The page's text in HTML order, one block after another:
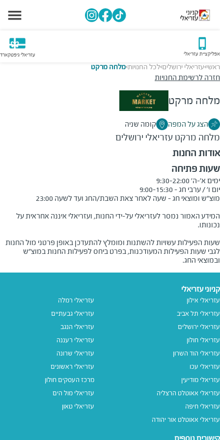
אפליקציית עזריאלי עזריאלי גיפטקארד
ראשי>עזריאלי ירושלים>לכל החנויות>מלחה מרקט
חזרה לרשימת החנויות
מלחה מרקט
הצג על המפה קומה שניה
מלחה מרקט עזריאלי ירושלים
אודות החנות
שעות פתיחה
המידע האמור נמסר לעזריאלי על-ידי החנות, ועזריאלי איננה אחראית על
שעות הפעילות עשויות להשתנות ומומלץ להתעדכן באופן פרטני מול החנות
לגבי שעות הפעילות המעודכנות, בפרט ביחס לפעילות החנות במוצ"ש
ובמוצאי החג.
קניוני עזריאלי
עזריאלי אילון
עזריאלי תל אביב
עזריאלי ירושלים
עזריאלי חולון
עזריאלי הוד השרון
עזריאלי עכו
עזריאלי מודיעין
עזריאלי אאוטלט הרצליה
עזריאלי חיפה
עזריאלי אאוטלט אור יהודה
עזריאלי רמלה
עזריאלי גבעתיים
עזריאלי הנגב
עזריאלי רעננה
עזריאלי שרונה
עזריאלי ראשונים
מרכז העסקים חולון
עזריאלי מול הים
עזריאלי טאון